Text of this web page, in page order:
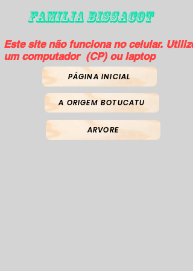
FAMILIA BISSACOT
Este site não funciona no celular. Utilize
um computador (CP) ou laptop
PÁGINA INICIAL
A ORIGEM BOTUCATU
ARVORE